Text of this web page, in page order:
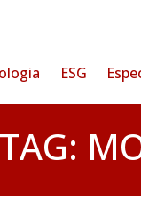
ESG
TAG: